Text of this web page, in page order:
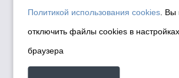
Политика использования
Политика по обработке
данных в информационных
мэрии города Новосибирска
Политикой использования cookies .
отключить файлы cookies в
браузера